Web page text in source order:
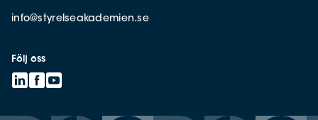
info@styrelseakademien.se
Följ oss